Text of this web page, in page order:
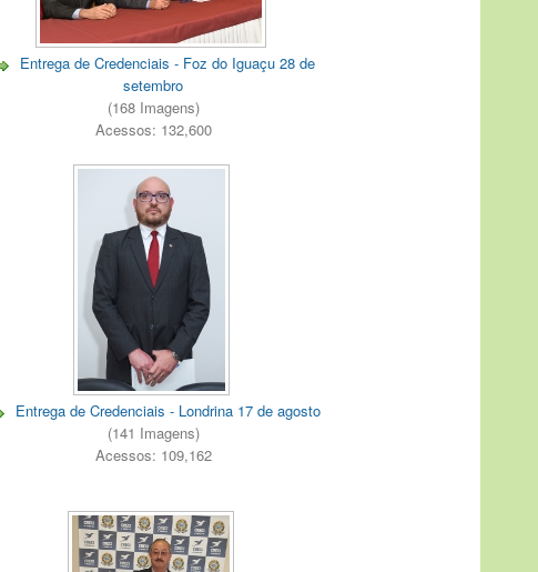
Entrega de Credenciais - Foz do Iguaçu 28 de
setembro
(168 Imagens)
Acessos: 132,600
Entrega de Credenciais - Londrina 17 de agosto
(141 Imagens)
Acessos: 109,162